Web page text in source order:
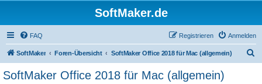
SoftMaker.de
FAQ Anmelden
Registrieren
SoftMaker Foren-Übersicht SoftMaker Office 2018 für Mac (allgemein)
SoftMaker Office 2018 für Mac (allgemein)